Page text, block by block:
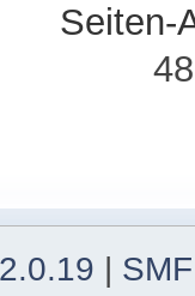
Seiten-
|